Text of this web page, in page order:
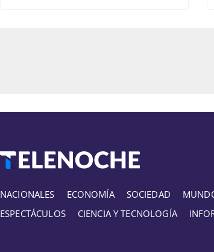
NACIONALES ECONOMÍA SOCIEDAD
ESPECTÁCULOS
CIENCIA Y TECNOLOGÍA